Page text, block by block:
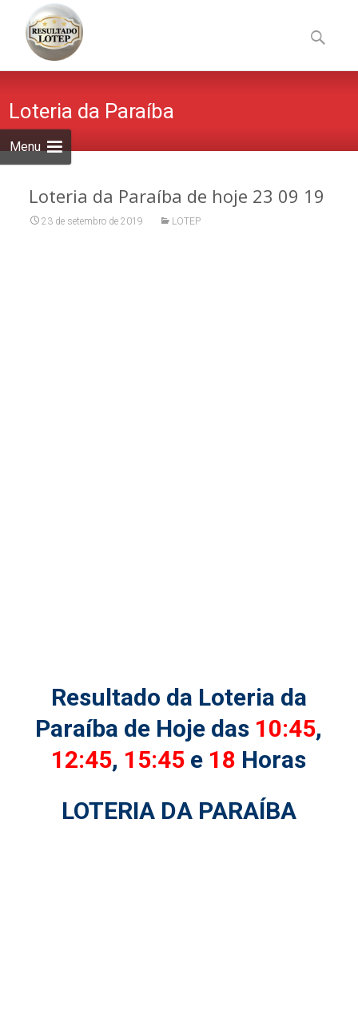
Menu
to
content
por:
Loteria da Paraíba
Loteria da Paraíba de hoje 23 09 19
23 de setembro de 2019 LOTEP
Resultado da Loteria da
Paraíba de Hoje das 10:45,
12:45, 15:45 e 18 Horas
LOTERIA DA PARAÍBA